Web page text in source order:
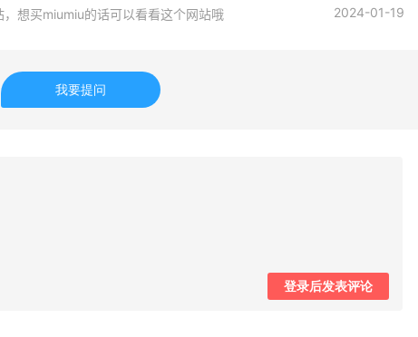
想买miumiu的话可以看看这个网站哦 2024-01-19
我要提问
登录后发表评论
亮亮的发夹再买两个！走了55有额外的返